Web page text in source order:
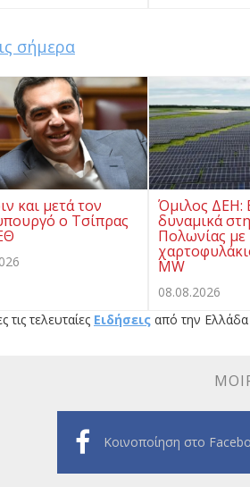
σήμερα
και μετά τον
ο Τσίπρας
Όμιλος ΔΕΗ:
δυναμικά
Πολωνίας με
MW
08.08.2026
τις τελευταίες Ειδήσεις από την
Κοινοποίηση στο